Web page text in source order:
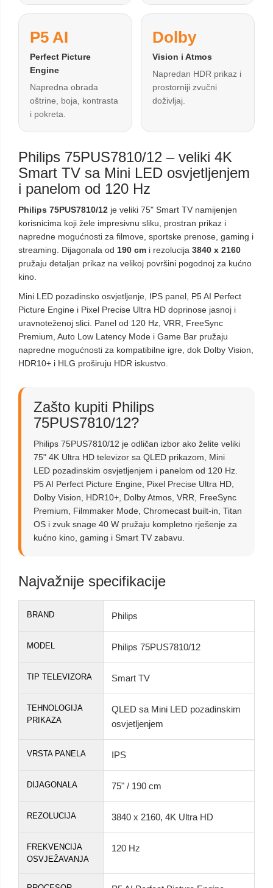
P5 AI
Perfect Picture
Engine
Napredna obrada
oštrine, boja, kontrasta
i pokreta.
Dolby
Vision i Atmos
Napredan HDR prikaz i
prostorniji zvučni
doživljaj.
Philips 75PUS7810/12 – veliki 4K
Smart TV sa Mini LED osvjetljenjem
i panelom od 120 Hz
Philips 75PUS7810/12 je veliki 75" Smart TV namijenjen
korisnicima koji žele impresivnu sliku, prostran prikaz i
napredne mogućnosti za filmove, sportske prenose, gaming i
streaming. Dijagonala od 190 cm i rezolucija 3840 x 2160
pružaju detaljan prikaz na velikoj površini pogodnoj za kućno
kino.
Mini LED pozadinsko osvjetljenje, IPS panel, P5 AI Perfect
Picture Engine i Pixel Precise Ultra HD doprinose jasnoj i
uravnoteženoj slici. Panel od 120 Hz, VRR, FreeSync
Premium, Auto Low Latency Mode i Game Bar pružaju
napredne mogućnosti za kompatibilne igre, dok Dolby Vision,
HDR10+ i HLG proširuju HDR iskustvo.
Zašto kupiti Philips
75PUS7810/12?
Philips 75PUS7810/12 je odličan izbor ako želite veliki
75" 4K Ultra HD televizor sa QLED prikazom, Mini
LED pozadinskim osvjetljenjem i panelom od 120 Hz.
P5 AI Perfect Picture Engine, Pixel Precise Ultra HD,
Dolby Vision, HDR10+, Dolby Atmos, VRR, FreeSync
Premium, Filmmaker Mode, Chromecast built-in, Titan
OS i zvuk snage 40 W pružaju kompletno rješenje za
kućno kino, gaming i Smart TV zabavu.
Najvažnije specifikacije
BRAND Philips
MODEL Philips 75PUS7810/12
TIP TELEVIZORA Smart TV
TEHNOLOGIJA
PRIKAZA
QLED sa Mini LED pozadinskim
osvjetljenjem
VRSTA PANELA IPS
DIJAGONALA 75" / 190 cm
REZOLUCIJA 3840 x 2160, 4K Ultra HD
FREKVENCIJA
OSVJEŽAVANJA
120 Hz